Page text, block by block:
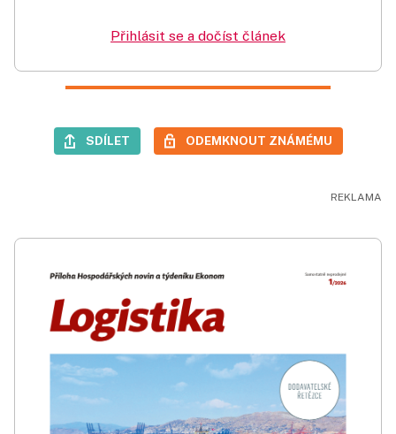
Přihlásit se a dočíst článek
SDÍLET ODEMKNOUT ZNÁMÉMU